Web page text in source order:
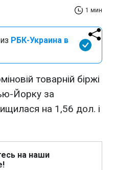
1 мин
РБК-Украина в
товарній біржі
Йорку за
на 1,56 дол. і
на наши